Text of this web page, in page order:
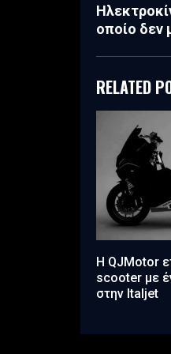
οποίο δεν
RELATED
Η QJMotor
scooter με
στην Italjet